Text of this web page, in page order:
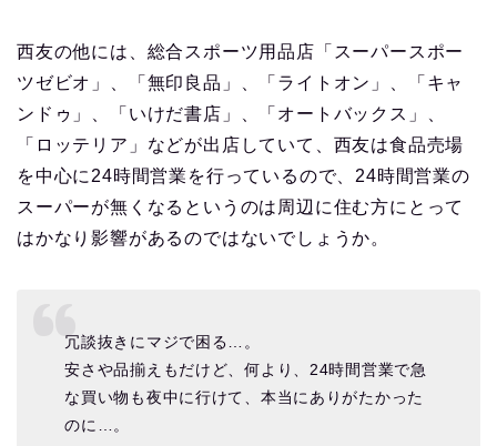
西友の他には、総合スポーツ用品店「スーパースポー
ツゼビオ」、「無印良品」、「ライトオン」、「キャ
ンドゥ」、「いけだ書店」、「オートバックス」、
「ロッテリア」などが出店していて、西友は食品売場
を中心に24時間営業を行っているので、24時間営業の
スーパーが無くなるというのは周辺に住む方にとって
はかなり影響があるのではないでしょうか。
冗談抜きにマジで困る…。
安さや品揃えもだけど、何より、24時間営業で急
な買い物も夜中に行けて、本当にありがたかった
のに…。